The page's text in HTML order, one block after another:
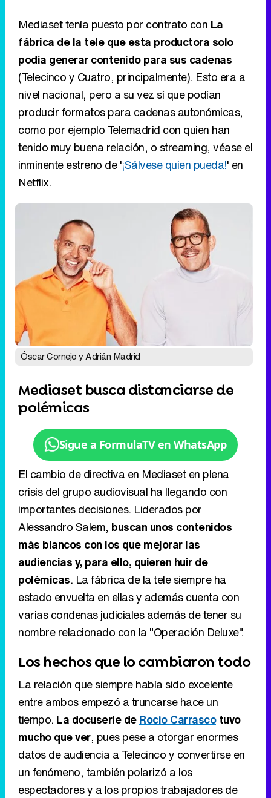
Mediaset tenía puesto por contrato con La
fábrica de la tele que esta productora solo
podía generar contenido para sus cadenas
(Telecinco y Cuatro, principalmente). Esto era a
nivel nacional, pero a su vez sí que podían
producir formatos para cadenas autonómicas,
como por ejemplo Telemadrid con quien han
tenido muy buena relación, o streaming, véase el
inminente estreno de '¡Sálvese quien pueda!' en
Netflix.
Óscar Cornejo y Adrián Madrid
Mediaset busca distanciarse de
polémicas
Sigue a FormulaTV en WhatsApp
El cambio de directiva en Mediaset en plena
crisis del grupo audiovisual ha llegando con
importantes decisiones. Liderados por
Alessandro Salem, buscan unos contenidos
más blancos con los que mejorar las
audiencias y, para ello, quieren huir de
polémicas. La fábrica de la tele siempre ha
estado envuelta en ellas y además cuenta con
varias condenas judiciales además de tener su
nombre relacionado con la "Operación Deluxe".
Los hechos que lo cambiaron todo
La relación que siempre había sido excelente
entre ambos empezó a truncarse hace un
tiempo. La docuserie deRocío Carrascotuvo
mucho que ver, pues pese a otorgar enormes
datos de audiencia a Telecinco y convertirse en
un fenómeno, también polarizó a los
espectadores y a los propios trabajadores de